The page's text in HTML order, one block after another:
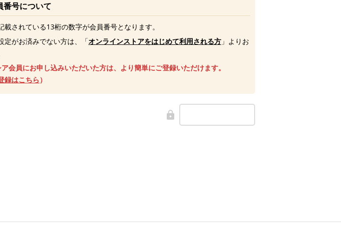
番号について
載されている13桁の数字が会員番号となります。
定がお済みでない方は、「オンラインストアをはじめて利用される方 」よりお
会員にお申し込みいただいた方は、より簡単にご登録いただけます。
録はこちら）